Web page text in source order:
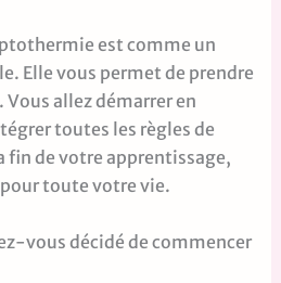
est comme un
Elle vous permet de prendre
Vous allez démarrer en
toutes les règles de
fin de votre apprentissage,
toute votre vie.
vous décidé de commencer